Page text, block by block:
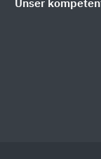
Unser